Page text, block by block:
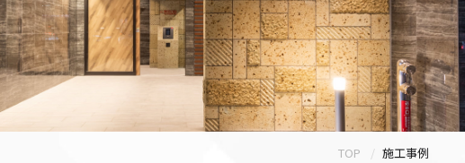
TOP 施工事例